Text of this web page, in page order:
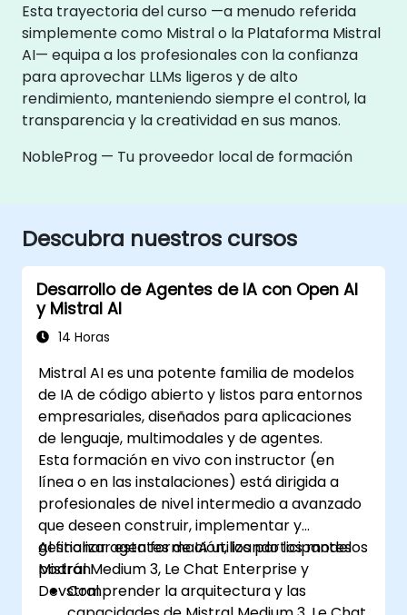
Esta trayectoria del curso —a menudo referida
simplemente como Mistral o la Plataforma Mistral
AI— equipa a los profesionales con la confianza
para aprovechar LLMs ligeros y de alto
rendimiento, manteniendo siempre el control, la
transparencia y la creatividad en sus manos.
NobleProg — Tu proveedor local de formación
Descubra nuestros cursos
Desarrollo de Agentes de IA con Open AI
y Mistral AI
14 Horas
Mistral AI es una potente familia de modelos
de IA de código abierto y listos para entornos
empresariales, diseñados para aplicaciones
de lenguaje, multimodales y de agentes.
Esta formación en vivo con instructor (en
línea o en las instalaciones) está dirigida a
profesionales de nivel intermedio a avanzado
que deseen construir, implementar y
gestionar agentes de IA utilizando los modelos
Mistral Medium 3, Le Chat Enterprise y
Devstral.
Al finalizar esta formación, los participantes
podrán:
Comprender la arquitectura y las